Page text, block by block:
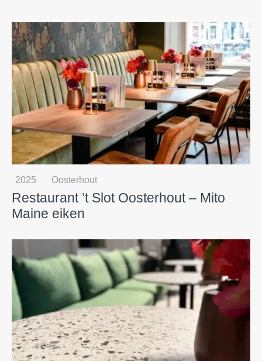
2025 Oosterhout
Restaurant ’t Slot Oosterhout – Mito
Maine eiken